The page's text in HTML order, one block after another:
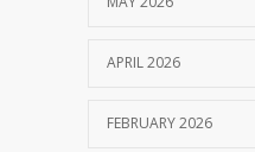
APRIL 2026
FEBRUARY 2026